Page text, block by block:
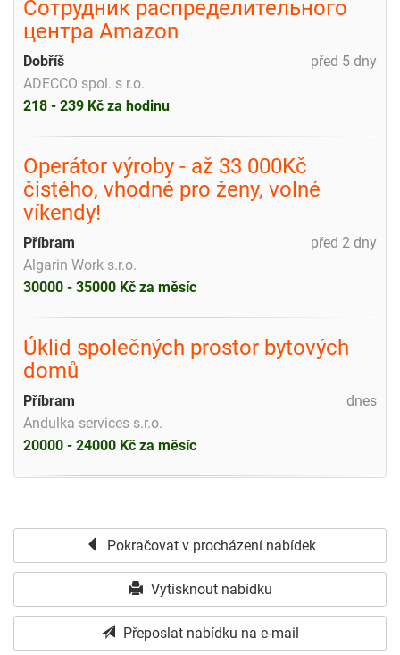
Сотрудник распределительного
центра Amazon
před 5 dny
Dobříš
ADECCO spol. s r.o.
218 - 239 Kč za hodinu
Operátor výroby - až 33 000Kč
čistého, vhodné pro ženy, volné
víkendy!
před 2 dny
Příbram
Algarin Work s.r.o.
30000 - 35000 Kč za měsíc
Úklid společných prostor bytových
domů
dnes
Příbram
Andulka services s.r.o.
20000 - 24000 Kč za měsíc
Pokračovat v procházení nabídek
Vytisknout nabídku
Přeposlat nabídku na e-mail